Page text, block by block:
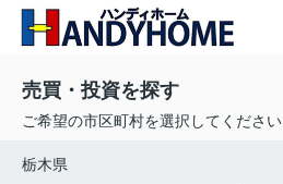
売買・投資を探す
ご希望の市区町村を選択してください
栃木県